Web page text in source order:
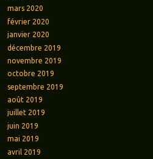
mars 2020
février 2020
janvier 2020
décembre 2019
novembre 2019
octobre 2019
septembre 2019
août 2019
juillet 2019
juin 2019
mai 2019
avril 2019